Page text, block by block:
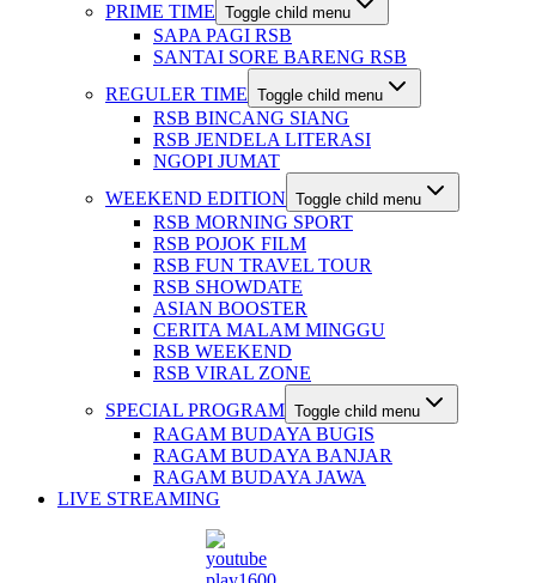
PRIME TIME Toggle child menu
SAPA PAGI RSB
SANTAI SORE BARENG RSB
REGULER TIME Toggle child menu
RSB BINCANG SIANG
RSB JENDELA LITERASI
NGOPI JUMAT
WEEKEND EDITION Toggle child menu
RSB MORNING SPORT
RSB POJOK FILM
RSB FUN TRAVEL TOUR
RSB SHOWDATE
ASIAN BOOSTER
CERITA MALAM MINGGU
RSB WEEKEND
RSB VIRAL ZONE
SPECIAL PROGRAM Toggle child menu
RAGAM BUDAYA BUGIS
RAGAM BUDAYA BANJAR
RAGAM BUDAYA JAWA
LIVE STREAMING